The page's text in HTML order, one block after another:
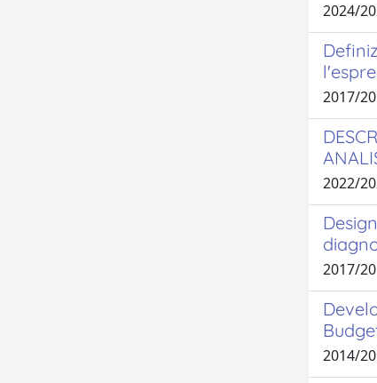
2024/
2017/
2022/
2017/
2014/